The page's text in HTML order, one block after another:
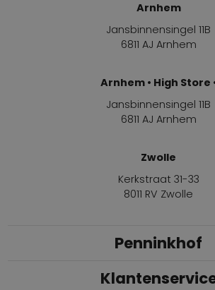
Arnhem
Jansbinnensingel 11B
6811 AJ Arnhem
Arnhem • High Store
Jansbinnensingel 11B
6811 AJ Arnhem
Zwolle
Kerkstraat 31-33
8011 RV Zwolle
Penninkhof